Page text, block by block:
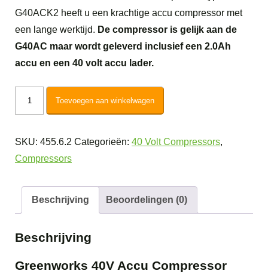
G40ACK2 heeft u een krachtige accu compressor met
een lange werktijd. De compressor is gelijk aan de
G40AC maar wordt geleverd inclusief een 2.0Ah
accu en een 40 volt accu lader.
Compressor
G40ACK2
Toevoegen aan winkelwagen
SKU: 455.6.2 Categorieën: 40 Volt Compressors,
Compressors
Beschrijving Beoordelingen (0)
Beschrijving
Greenworks 40V Accu Compressor